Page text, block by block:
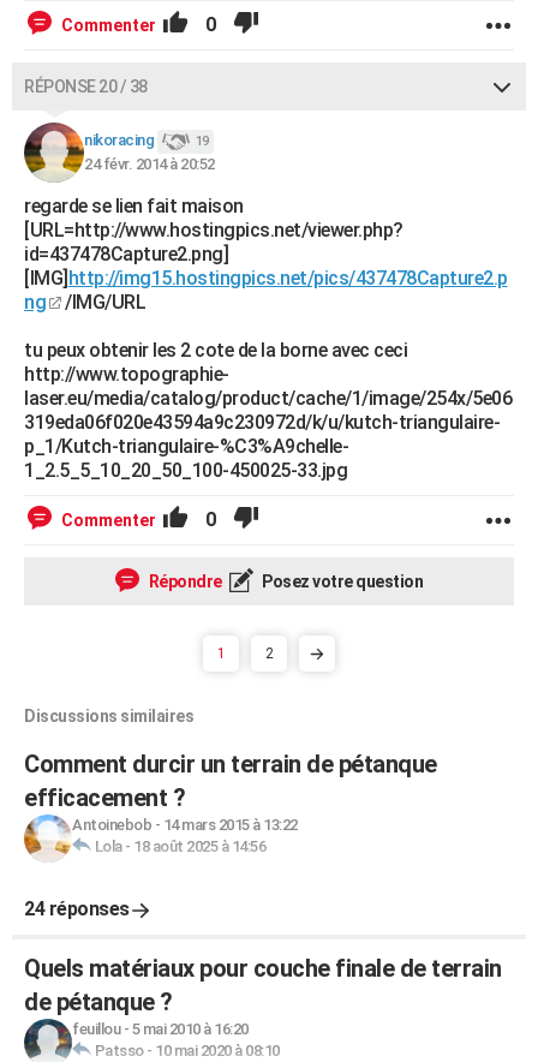
Commenter 0
RÉPONSE 20 / 38
nikoracing 19
24 févr. 2014 à 20:52
regarde se lien fait maison
[URL=http://www.hostingpics.net/viewer.php?
id=437478Capture2.png]
[IMG] http://img15.hostingpics.net/pics/437478Capture2.p
ng
/IMG/URL
tu peux obtenir les 2 cote de la borne avec ceci
http://www.topographie-
laser.eu/media/catalog/product/cache/1/image/254x/5e06
319eda06f020e43594a9c230972d/k/u/kutch-triangulaire-
p_1/Kutch-triangulaire-%C3%A9chelle-
1_2.5_5_10_20_50_100-450025-33.jpg
Commenter 0
Répondre Posez votre question
1 2
Discussions similaires
Comment durcir un terrain de pétanque
efficacement ?
Antoinebob - 14 mars 2015 à 13:22
Lola- 18 août 2025 à 14:56
24 réponses
Quels matériaux pour couche finale de terrain
de pétanque ?
feuillou- 5 mai 2010 à 16:20
Patsso- 10 mai 2020 à 08:10